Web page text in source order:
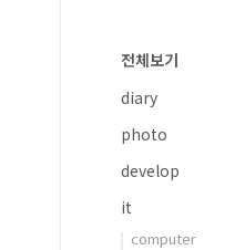
전체보기
diary
photo
develop
it
computer